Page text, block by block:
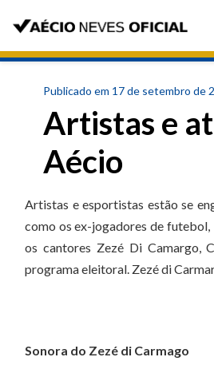
Publicado em 17 de setembro de
Artistas e
Aécio
Artistas e esportistas estão se
como os ex-jogadores de futebol,
os cantores Zezé Di Camargo,
programa eleitoral. Zezé di
Sonora do Zezé di Carmago